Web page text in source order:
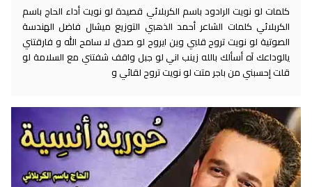
كلمات لو نويت الرادود باسم الكربلائي قصيدة لو نويت أداء الحاج باسم
الكربلائي كلمات الشاعر أحمد الذهبي التوزيع ميشال فاضل الهندسة
الصوتية لو نويت تروح قلبي وين ايروح لو صدق لا سامح الله و فارقتني
يالوداعك آه أسألك بالله زينب اني لو جبل واقف شفتني مع السلامة لو
قلت إحسبني من باجر متت لو نويت تروح لقائي و